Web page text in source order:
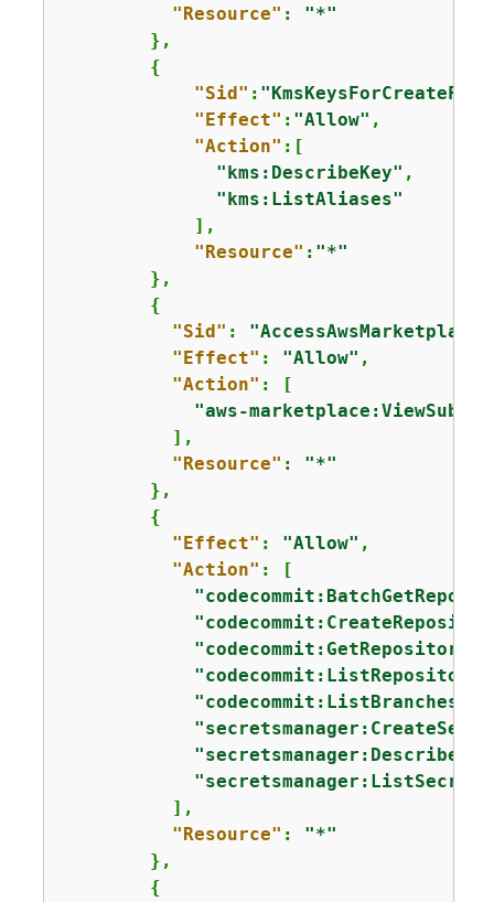
"Resource" : "*"
        },
{
"Sid" :
"Effect" : "Allow" ,
"Action" :[
"kms:DescribeKey" ,
"kms:ListAliases"
            ],
"Resource" : "*"
        },
{
"Sid" :
"Effect" : "Allow" ,
"Action" : [
"aws-
          ],
"Resource" : "*"
        },
{
"Effect" : "Allow" ,
"Action" : [
"codecommit:GetRepository"
"codecommit:ListBranches"
          ],
"Resource" : "*"
        },
{